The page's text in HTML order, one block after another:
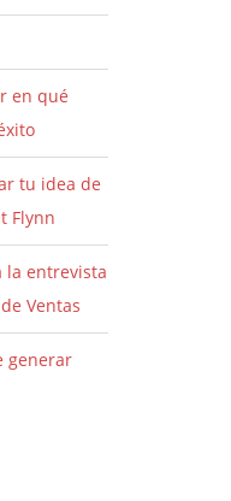
en qué
tu idea de
Flynn
la entrevista
Ventas
generar